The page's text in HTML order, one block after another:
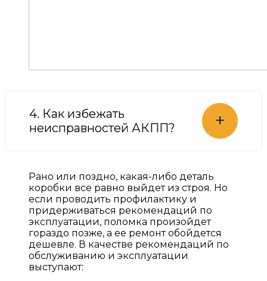
4. Как избежать
неисправностей АКПП?
+
Рано или поздно, какая-либо деталь
коробки все равно выйдет из строя. Но
если проводить профилактику и
придерживаться рекомендаций по
эксплуатации, поломка произойдет
гораздо позже, а ее ремонт обойдется
дешевле. В качестве рекомендаций по
обслуживанию и эксплуатации
выступают: